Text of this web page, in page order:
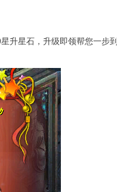
升星石，升级即领帮您一步到